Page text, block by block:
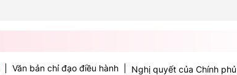
Văn bản chỉ đạo điều hành Nghị quyết của Chính phủ